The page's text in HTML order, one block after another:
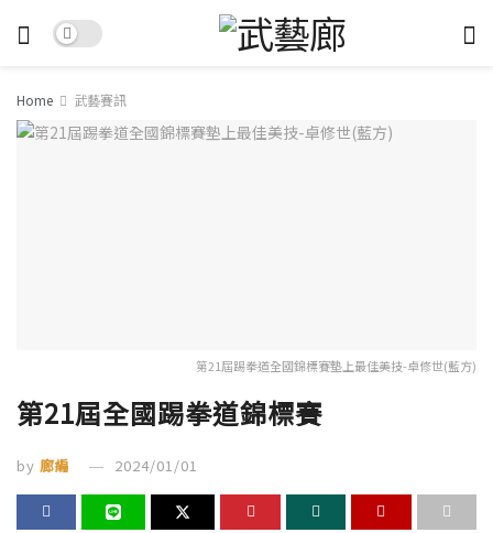
Home 武藝賽訊
第21屆踢拳道全國錦標賽墊上最佳美技-卓修世(藍方)
第21屆全國踢拳道錦標賽
by 廊編 2024/01/01